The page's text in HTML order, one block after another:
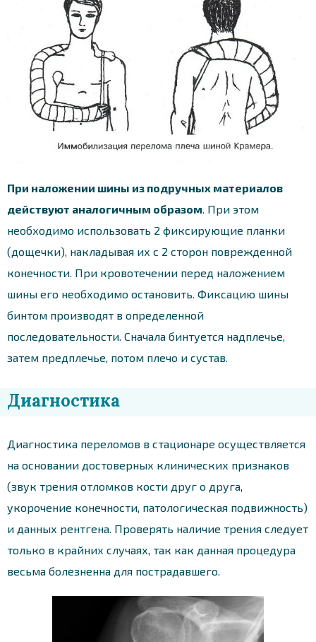
При наложении шины из подручных материалов
действуют аналогичным образом. При этом
необходимо использовать 2 фиксирующие планки
(дощечки), накладывая их с 2 сторон поврежденной
конечности. При кровотечении перед наложением
шины его необходимо остановить. Фиксацию шины
бинтом производят в определенной
последовательности. Сначала бинтуется надплечье,
затем предплечье, потом плечо и сустав.
Диагностика
Диагностика переломов в стационаре осуществляется
на основании достоверных клинических признаков
(звук трения отломков кости друг о друга,
укорочение конечности, патологическая подвижность)
и данных рентгена. Проверять наличие трения следует
только в крайних случаях, так как данная процедура
весьма болезненна для пострадавшего.